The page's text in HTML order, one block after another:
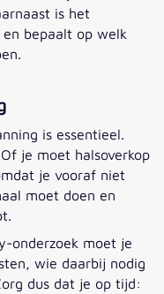
is het
bepaalt op welk
is essentieel.
je moet halsoverkop
je vooraf niet
moet doen en
onderzoek moet je
wie daarbij nodig
dus dat je op tijd: